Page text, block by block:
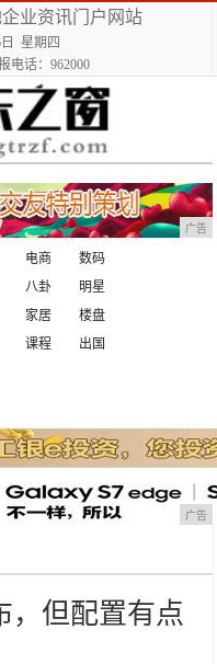
业资讯门户网站
星期四
电话：962000
广告
电商
数码
八卦
明星
家居
楼盘
课程
出国
广告
，但配置有点